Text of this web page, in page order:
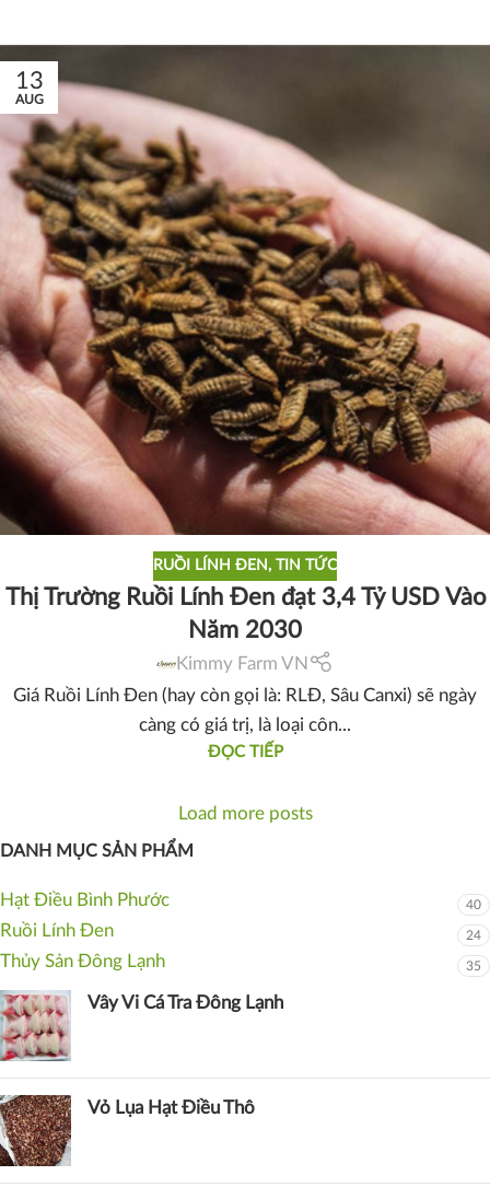
13
AUG
RUỒI LÍNH ĐEN, TIN TỨC
Thị Trường Ruồi Lính Đen đạt 3,4 Tỷ USD Vào
Năm 2030
Kimmy Farm VN
Giá Ruồi Lính Đen (hay còn gọi là: RLĐ, Sâu Canxi) sẽ ngày
càng có giá trị, là loại côn...
ĐỌC TIẾP
Load more posts
DANH MỤC SẢN PHẨM
Hạt Điều Bình Phước 40
Ruồi Lính Đen 24
Thủy Sản Đông Lạnh 35
Vây Vi Cá Tra Đông Lạnh
Vỏ Lụa Hạt Điều Thô